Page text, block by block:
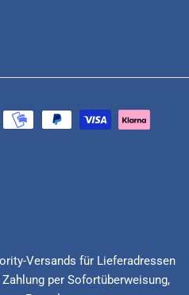
Versands für Lieferadressen
per Sofortüberweisung,